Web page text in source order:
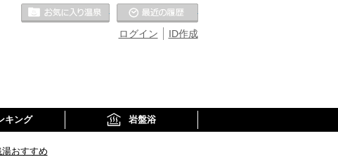
ID作成
ログイン
お気に入りの温泉
キング 岩盤浴
おすすめ